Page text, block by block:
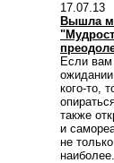
17.07.13
Вышла
Если вам
ожидании
кого-то,
также
и
не